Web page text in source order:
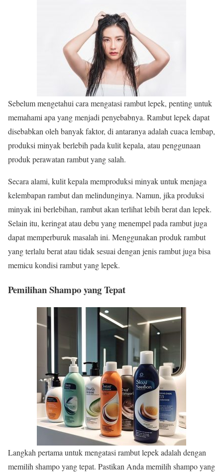
Sebelum mengetahui cara mengatasi rambut lepek, penting untuk
memahami apa yang menjadi penyebabnya. Rambut lepek dapat
disebabkan oleh banyak faktor, di antaranya adalah cuaca lembap,
produksi minyak berlebih pada kulit kepala, atau penggunaan
produk perawatan rambut yang salah.
Secara alami, kulit kepala memproduksi minyak untuk menjaga
kelembapan rambut dan melindunginya. Namun, jika produksi
minyak ini berlebihan, rambut akan terlihat lebih berat dan lepek.
Selain itu, keringat atau debu yang menempel pada rambut juga
dapat memperburuk masalah ini. Menggunakan produk rambut
yang terlalu berat atau tidak sesuai dengan jenis rambut juga bisa
memicu kondisi rambut yang lepek.
Pemilihan Shampo yang Tepat
Langkah pertama untuk mengatasi rambut lepek adalah dengan
memilih shampo yang tepat. Pastikan Anda memilih shampo yang